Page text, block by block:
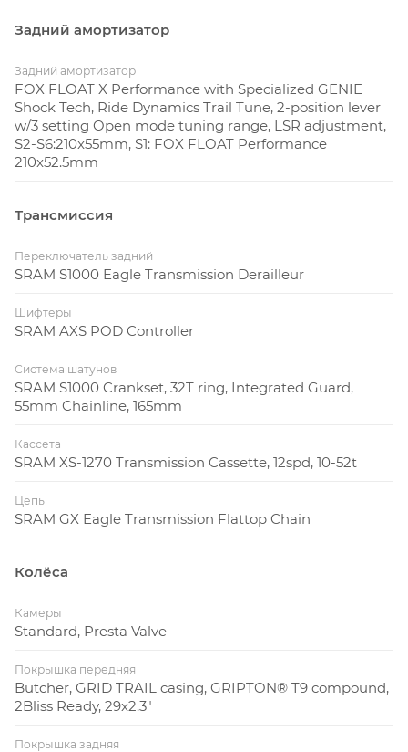
своим предшественником. Благодаря его
превосходит его соотношение дальности к весу. В
сочетании со штатным 320 Втч аккумуляторным
блоком Levo SL обеспечивает сверхъестественное
усиление до 5 часов в режиме Eco. Расширьте свою
поездку с нашим дополнительным 160 Втч Range
плотно в ваш держатель для бутылки и
**ВСЕ СВЯЗАНО**
Технология MasterMind TCU, наш передовой
нареканий соединяется с Turbo OS и приложением
Specialized. Регулируйте уровни мощности с
гарантируют, что ваш велосипед станет лучше со
временем. Levo SL полностью интегрируется с
персонализированные настройки мотора и
Задний амортизатор
Задний амортизатор
FOX FLOAT X Performance with Specialized GENIE
Shock Tech, Ride Dynamics Trail Tune, 2-position lever
w/3 setting Open mode tuning range, LSR adjustment,
S2-S6:210x55mm, S1: FOX FLOAT Performance
210x52.5mm
Трансмиссия
Переключатель задний
SRAM S1000 Eagle Transmission Derailleur
Шифтеры
SRAM AXS POD Controller
Система шатунов
SRAM S1000 Crankset, 32T ring, Integrated Guard,
55mm Chainline, 165mm
Кассета
SRAM XS-1270 Transmission Cassette, 12spd, 10-52t
Цепь
SRAM GX Eagle Transmission Flattop Chain
Колёса
Камеры
Standard, Presta Valve
Покрышка передняя
Butcher, GRID TRAIL casing, GRIPTON® T9 compound,
2Bliss Ready, 29x2.3"
Покрышка задняя